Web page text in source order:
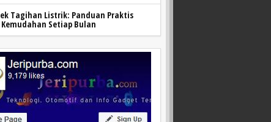
Tagihan Listrik: Panduan Praktis
Setiap Bulan